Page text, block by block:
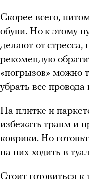
Скорее всего,
обуви. Но к этому
делают от стресса,
рекомендую
«погрызов» можно
убрать все
На плитке и
избежать травм и
коврики. Но
на них ходить в
Стоит готовиться к